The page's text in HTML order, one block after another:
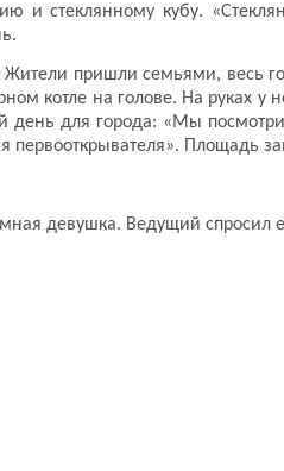
и стеклянному кубу.
пришли семьями, весь
котле на голове. На руках у
день для города: «Мы
первооткрывателя». Площадь
девушка. Ведущий спросил